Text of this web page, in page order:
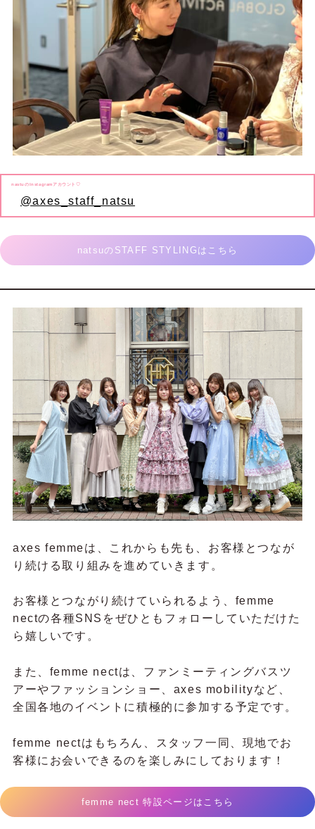
nastuのInstagramアカウント♡
@axes_staff_natsu
natsuのSTAFF STYLINGはこちら
axes femmeは、これからも先も、お客様とつなが
り続ける取り組みを進めていきます。
お客様とつながり続けていられるよう、femme
nectの各種SNSをぜひともフォローしていただけた
ら嬉しいです。
また、femme nectは、ファンミーティングバスツ
アーやファッションショー、axes mobilityなど、
全国各地のイベントに積極的に参加する予定です。
femme nectはもちろん、スタッフ一同、現地でお
客様にお会いできるのを楽しみにしております！
femme nect 特設ページはこちら